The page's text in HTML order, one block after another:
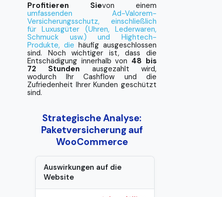
Profitieren Sievon einem
umfassenden Ad-Valorem-
Versicherungsschutz, einschließlich
für Luxusgüter (Uhren, Lederwaren,
Schmuck usw.) und Hightech-
Produkte, die häufig ausgeschlossen
sind. Noch wichtiger ist, dass die
Entschädigung innerhalb von 48 bis
72 Stunden ausgezahlt wird,
wodurch Ihr Cashflow und die
Zufriedenheit Ihrer Kunden geschützt
sind.
Strategische Analyse:
Paketversicherung auf
WooCommerce
Auswirkungen auf die
Website